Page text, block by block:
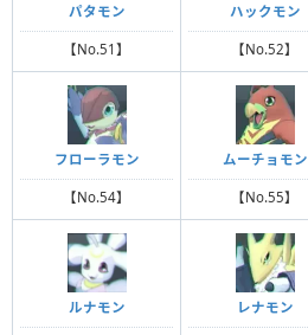
パタモン
【No.51】
ハックモン
【No.52】
フローラモン
【No.54】
ムーチョモン
【No.55】
ルナモン レナモン